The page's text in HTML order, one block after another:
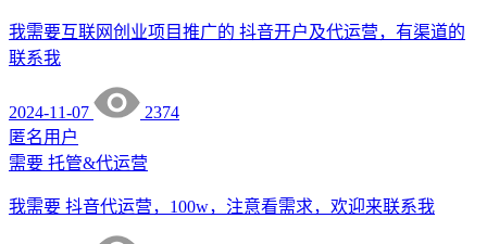
我需要互联网创业项目推广的 抖音开户及代运营，有渠道的
联系我
2024-11-07
2374
匿名用户
需要 托管&代运营
我需要 抖音代运营，100w，注意看需求，欢迎来联系我